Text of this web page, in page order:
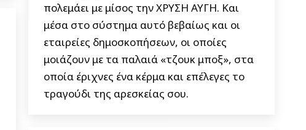
πολεμάει με μίσος την ΧΡΥΣΗ ΑΥΓΗ. Και
μέσα στο σύστημα αυτό βεβαίως και οι
εταιρείες δημοσκοπήσεων, οι οποίες
μοιάζουν με τα παλαιά «τζουκ μποξ», στα
οποία έριχνες ένα κέρμα και επέλεγες το
τραγούδι της αρεσκείας σου.